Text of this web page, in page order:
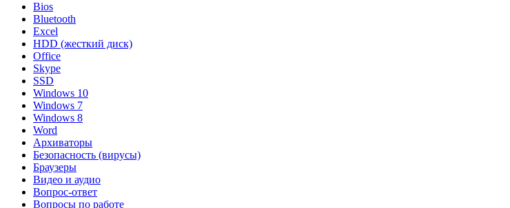
Bios
Bluetooth
Excel
HDD (жесткий диск)
Office
Skype
SSD
Windows 10
Windows 7
Windows 8
Word
Архиваторы
Безопасность (вирусы)
Браузеры
Видео и аудио
Вопрос-ответ
Вопросы по работе